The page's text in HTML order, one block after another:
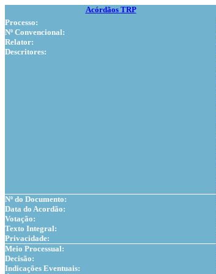
Acórdãos TRP
Processo:
Nº Convencional:
Relator:
Descritores:
Nº do Documento:
Data do Acordão:
Votação:
Texto Integral:
Privacidade:
Meio Processual:
Decisão:
Indicações Eventuais: